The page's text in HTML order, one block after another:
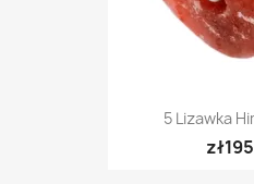
5 Lizawka